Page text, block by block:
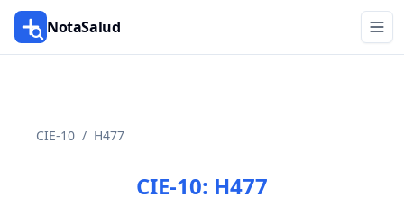
NotaSalud
CIE-10 / H477
CIE-10: H477